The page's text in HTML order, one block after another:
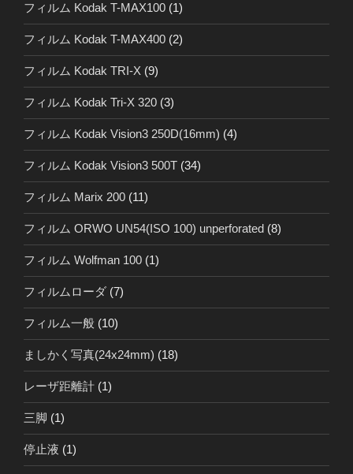
フィルム Kodak T-MAX100 (1)
フィルム Kodak T-MAX400 (2)
フィルム Kodak TRI-X (9)
フィルム Kodak Tri-X 320 (3)
フィルム Kodak Vision3 250D(16mm) (4)
フィルム Kodak Vision3 500T (34)
フィルム Marix 200 (11)
フィルム ORWO UN54(ISO 100) unperforated (8)
フィルム Wolfman 100 (1)
フィルムローダ (7)
フィルム一般 (10)
ましかく写真(24x24mm) (18)
レーザ距離計 (1)
三脚 (1)
停止液 (1)